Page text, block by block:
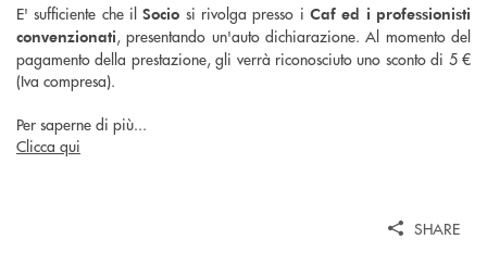
E' sufficiente che ilSocio si rivolga presso iCaf ed i professionisti
convenzionati, presentando un'auto dichiarazione. Al momento del
pagamento della prestazione, gli verrà riconosciuto uno sconto di 5 €
(Iva compresa).
Per saperne di più...
Clicca qui
SHARE